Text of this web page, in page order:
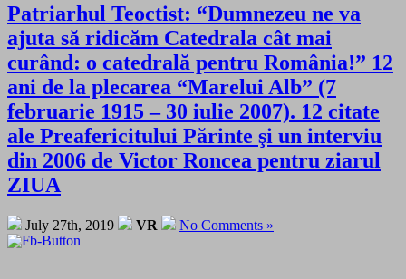
Patriarhul Teoctist: “Dumnezeu ne va
ajuta să ridicăm Catedrala cât mai
curând: o catedrală pentru România!” 12
ani de la plecarea “Marelui Alb” (7
februarie 1915 – 30 iulie 2007). 12 citate
ale Preafericitului Părinte şi un interviu
din 2006 de Victor Roncea pentru ziarul
ZIUA
July 27th, 2019 VR No Comments »